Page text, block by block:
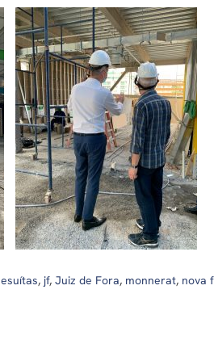
, jf, Juiz de Fora, monnerat, nova